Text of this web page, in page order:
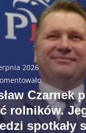
2026
Czarnek
rolników.
spotkały